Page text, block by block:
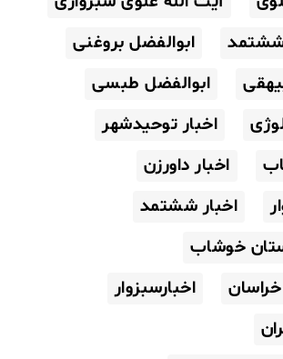
ششتمد
ابوالفضل بروغنی
ابوالفضل طبسی
اخبار توحیدشهر
اخبار داورزن
اخبار ششتمد
خوشاب
اخبارسبزوار